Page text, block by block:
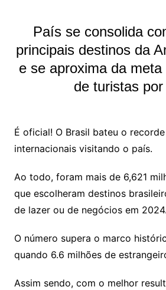
País se consolida
principais destinos da
e se aproxima da
de turistas
É oficial! O Brasil bateu o
internacionais visitando o país.
Ao todo, foram mais de 6,621
que escolheram destinos
de lazer ou de negócios em 2024.
O número supera o marco
quando 6.6 milhões de
Assim sendo, com o melhor